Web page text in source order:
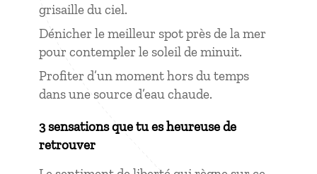
grisaille du ciel.
Dénicher le meilleur spot près de la mer
pour contempler le soleil de minuit.
Profiter d’un moment hors du temps
dans une source d’eau chaude.
3 sensations que tu es heureuse de
retrouver